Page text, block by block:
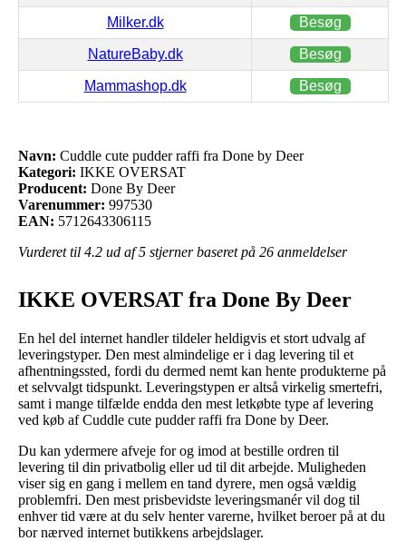
Milker.dk Besøg
NatureBaby.dk Besøg
Mammashop.dk Besøg
Navn: Cuddle cute pudder raffi fra Done by Deer
Kategori: IKKE OVERSAT
Producent: Done By Deer
Varenummer: 997530
EAN: 5712643306115
Vurderet til 4.2 ud af 5 stjerner baseret på 26 anmeldelser
IKKE OVERSAT fra Done By Deer
En hel del internet handler tildeler heldigvis et stort udvalg af
leveringstyper. Den mest almindelige er i dag levering til et
afhentningssted, fordi du dermed nemt kan hente produkterne på
et selvvalgt tidspunkt. Leveringstypen er altså virkelig smertefri,
samt i mange tilfælde endda den mest letkøbte type af levering
ved køb af Cuddle cute pudder raffi fra Done by Deer.
Du kan ydermere afveje for og imod at bestille ordren til
levering til din privatbolig eller ud til dit arbejde. Muligheden
viser sig en gang i mellem en tand dyrere, men også vældig
problemfri. Den mest prisbevidste leveringsmanér vil dog til
enhver tid være at du selv henter varerne, hvilket beroer på at du
bor nærved internet butikkens arbejdslager.